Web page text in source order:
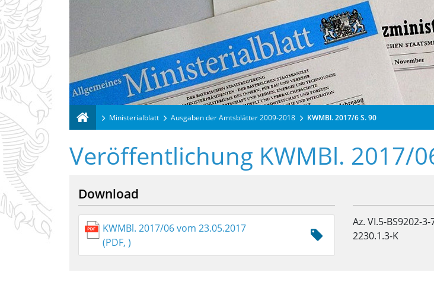
Ministerialblatt Ausgaben der Amtsblätter 2009-2018 KWMBl. 2017/6 S. 90
Veröffentlichung KWMBl. 2017/
Download
KWMBl. 2017/06 vom 23.05.2017
(PDF, )
Az. VI.5-BS9202-
2230.1.3-K